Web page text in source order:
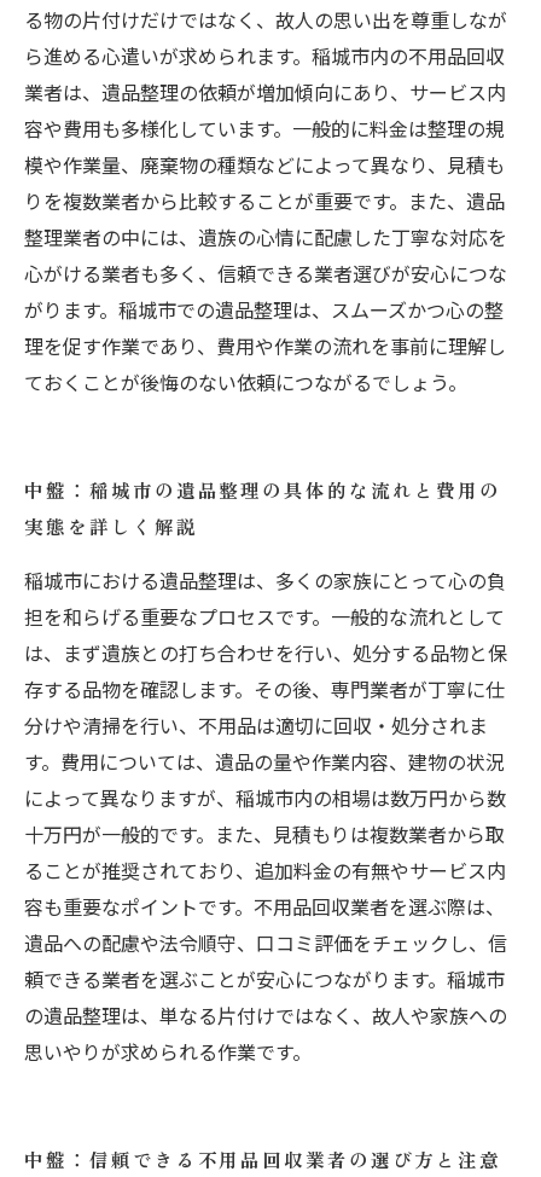
法
遺品整理で心の整理も一緒に！稲城市での実際
の成功事例紹介
る物の片付けだけではなく、故人の思い出を尊重しなが
ら進める心遣いが求められます。稲城市内の不用品回収
業者は、遺品整理の依頼が増加傾向にあり、サービス内
容や費用も多様化しています。一般的に料金は整理の規
模や作業量、廃棄物の種類などによって異なり、見積も
りを複数業者から比較することが重要です。また、遺品
整理業者の中には、遺族の心情に配慮した丁寧な対応を
心がける業者も多く、信頼できる業者選びが安心につな
がります。稲城市での遺品整理は、スムーズかつ心の整
理を促す作業であり、費用や作業の流れを事前に理解し
ておくことが後悔のない依頼につながるでしょう。
中盤：稲城市の遺品整理の具体的な流れと費用の
実態を詳しく解説
稲城市における遺品整理は、多くの家族にとって心の負
担を和らげる重要なプロセスです。一般的な流れとして
は、まず遺族との打ち合わせを行い、処分する品物と保
存する品物を確認します。その後、専門業者が丁寧に仕
分けや清掃を行い、不用品は適切に回収・処分されま
す。費用については、遺品の量や作業内容、建物の状況
によって異なりますが、稲城市内の相場は数万円から数
十万円が一般的です。また、見積もりは複数業者から取
ることが推奨されており、追加料金の有無やサービス内
容も重要なポイントです。不用品回収業者を選ぶ際は、
遺品への配慮や法令順守、口コミ評価をチェックし、信
頼できる業者を選ぶことが安心につながります。稲城市
の遺品整理は、単なる片付けではなく、故人や家族への
思いやりが求められる作業です。
中盤：信頼できる不用品回収業者の選び方と注意